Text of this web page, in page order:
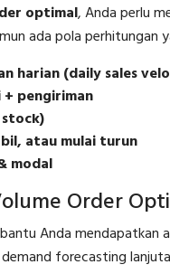
optimal, Anda perlu
ada pola perhitungan
harian (daily sales
pengiriman
atau mulai turun
modal
Order
Anda mendapatkan
forecasting